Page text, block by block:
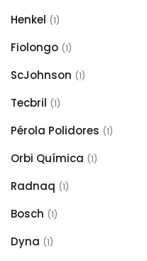
Henkel (1)
Fiolongo (1)
ScJohnson (1)
Tecbril (1)
Pérola Polidores (1)
Orbi Química (1)
Radnaq (1)
Bosch (1)
Dyna (1)